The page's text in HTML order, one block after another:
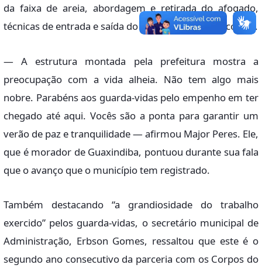
da faixa de areia, abordagem e retirada do afogado,
técnicas de entrada e saída do mar e primeiros socorros.
— A estrutura montada pela prefeitura mostra a
preocupação com a vida alheia. Não tem algo mais
nobre. Parabéns aos guarda-vidas pelo empenho em ter
chegado até aqui. Vocês são a ponta para garantir um
verão de paz e tranquilidade — afirmou Major Peres. Ele,
que é morador de Guaxindiba, pontuou durante sua fala
que o avanço que o município tem registrado.
Também destacando “a grandiosidade do trabalho
exercido” pelos guarda-vidas, o secretário municipal de
Administração, Erbson Gomes, ressaltou que este é o
segundo ano consecutivo da parceria com os Corpos do